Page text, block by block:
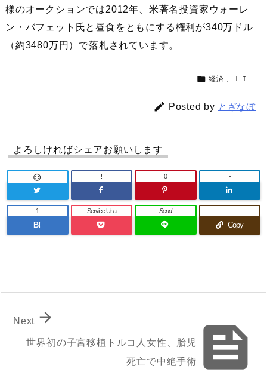
様のオークションでは2012年、米著名投資家ウォーレ
ン・バフェット氏と昼食をともにする権利が340万ドル
（約3480万円）で落札されています。
 経済 , ＩＴ
 Posted by とざなぼ
よろしければシェアお願いします
 ! 0 -
B!
1 Service Una Send
Copy
-

世界初の子宮移植トルコ人女性、胎児
死亡で中絶手術

Next